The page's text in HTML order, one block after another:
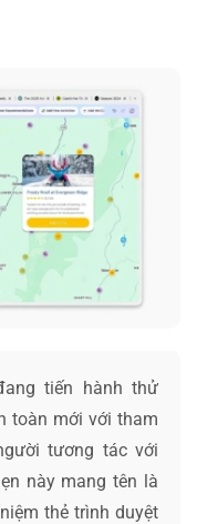
tiến hành thử
toàn mới với tham
tương tác với
này mang tên là
thẻ trình duyệt